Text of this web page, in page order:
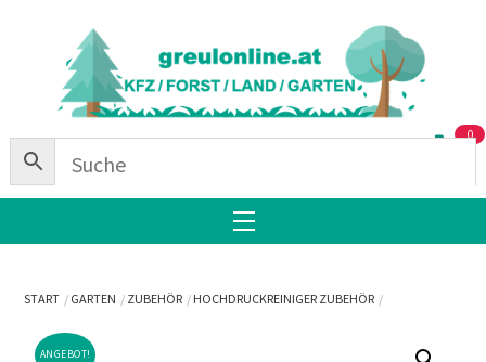
0
Menu
START GARTEN ZUBEHÖR HOCHDRUCKREINIGER ZUBEHÖR
ANGEBOT!
To
Top